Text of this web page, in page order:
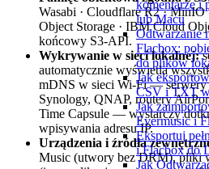
komentarze i
lub Macu
Odtwarzanie
Flacbox:
do plików
Jak
CSV i TXT
Jak
Evermusic i
Eksportuj
i Flacbox do
Jak
Wasabi · Cloudflare R2 · MinIO
Object Storage · IBM Cloud
końcowy S3-API.
Wykrywanie w sieci lokalnej:
automatycznie wyświetla
mDNS w sieci Wi-Fi — serwery
Synology, QNAP, routery
Time Capsule — wystarczy
wpisywania adresu IP.
Urządzenia i źródła
Music (utwory bez DRM), pliki